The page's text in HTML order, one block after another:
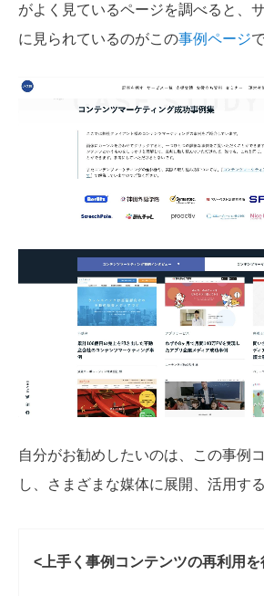
がよく見ているページを調べると、
に見られているのがこの事例ページ
自分がお勧めしたいのは、この事例
し、さまざまな媒体に展開、活用す
<上手く事例コンテンツの再利用